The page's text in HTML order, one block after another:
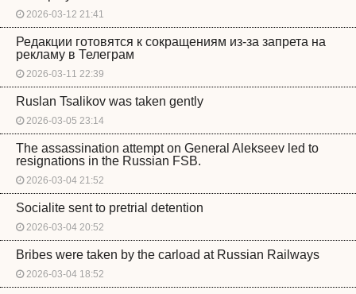
2026-03-12 21:41
Редакции готовятся к сокращениям из-за запрета на
рекламу в Телеграм
2026-03-11 22:39
Ruslan Tsalikov was taken gently
2026-03-05 23:14
The assassination attempt on General Alekseev led to
resignations in the Russian FSB.
2026-03-04 21:52
Socialite sent to pretrial detention
2026-03-04 20:52
Bribes were taken by the carload at Russian Railways
2026-03-04 18:52